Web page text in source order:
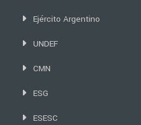
Ejército Argentino
UNDEF
CMN
ESG
ESESC